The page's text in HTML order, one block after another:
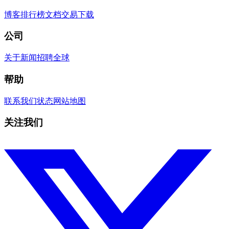
博客排行榜文档交易下载
公司
关于新闻招聘全球
帮助
联系我们状态网站地图
关注我们